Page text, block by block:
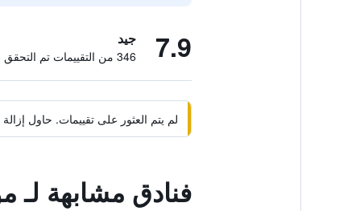
7.9 جيد
346 من التقييمات تم التحقق منها
لم يتم العثور على تقييمات. حاول
فنادق مشابهة